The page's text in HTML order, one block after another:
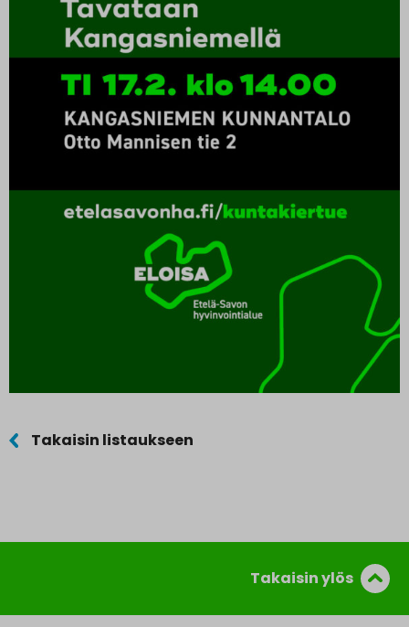
Takaisin listaukseen
Takaisin ylös